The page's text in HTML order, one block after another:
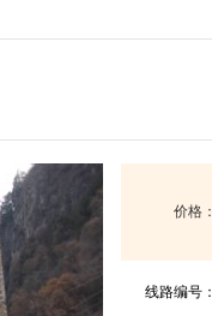
价格：
线路编号：